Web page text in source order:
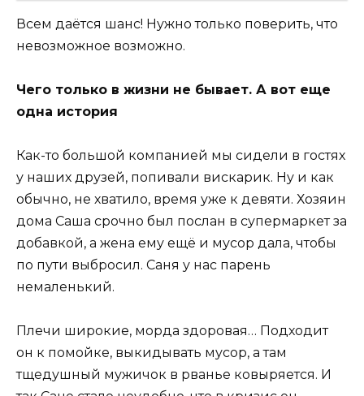
Всем даётся шанс! Нужно только поверить, что
невозможное возможно.
Чего только в жизни не бывает. А вот еще
одна история
Как-то большой компанией мы сидели в гостях
у наших друзей, попивали вискарик. Ну и как
обычно, не хватило, время уже к девяти. Хозяин
дома Саша срочно был послан в супермаркет за
добавкой, а жена ему ещё и мусор дала, чтобы
по пути выбросил. Саня у нас парень
немаленький.
Плечи широкие, морда здоровая… Подходит
он к помойке, выкидывать мусор, а там
тщедушный мужичок в рванье ковыряется. И